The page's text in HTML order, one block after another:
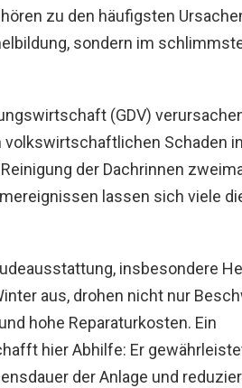
zu den häufigsten
sondern im
(GDV)
volkswirtschaftlichen Schaden in
der Dachrinnen
lassen sich viele
insbesondere
aus, drohen nicht nur
hohe Reparaturkosten. Ein
hier Abhilfe: Er
der Anlage und